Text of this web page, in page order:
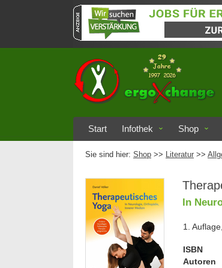
Start Infothek Shop
Sie sind hier: Shop >> Literatur >>
In
1.
ISBN
Autoren